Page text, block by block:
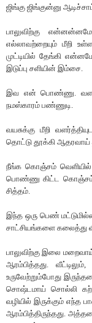
ஜிங்கு ஜிங்குன்னு
பாலுவிற்கு
எல்லாவற்றையும் மீறி
முட்டியில் தேங்கி
இடுப்பு சளியின் இம்சை.
இவ என் பொண்ணு.
நமஸ்காரம் பண்ணுடி.
வயசுக்கு மீறி
தொட்டு தூக்கி ஆதரவாய்
நீங்க கொஞ்சம்
பொண்ணு கிட்ட கொஞ்சம்
சித்தம்.
இந்த ஒரு பெண்
சாட்சியங்களை கலைத்து
பாலுவிற்கு இலை
ஆரம்பித்தது.
உருவேற்றும்போது
சொஷ்டமாய் சொல்லி
வழியில் இருக்கும் எந்த
ஆரம்பித்திருந்தது.